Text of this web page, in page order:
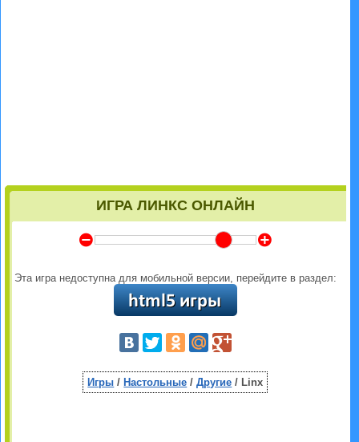
ИГРА ЛИНКС ОНЛАЙН
Y Z
Эта игра недоступна для мобильной версии, перейдите в раздел:
Игры / Настольные /Другие / Linx